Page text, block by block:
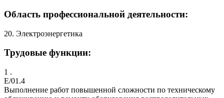
Область профессиональной деятельности:
20. Электроэнергетика
Трудовые функции:
1 .
E/01.4
Выполнение работ повышенной сложности по техническому